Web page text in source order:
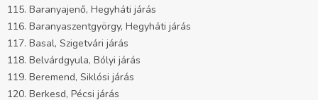
115. Baranyajenő, Hegyháti járás
116. Baranyaszentgyörgy, Hegyháti járás
117. Basal, Szigetvári járás
118. Belvárdgyula, Bólyi járás
119. Beremend, Siklósi járás
120. Berkesd, Pécsi járás